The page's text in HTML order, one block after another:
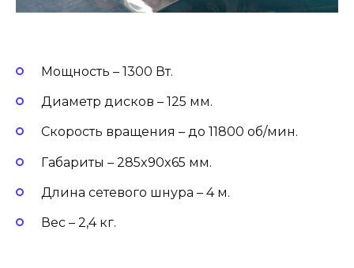
Мощность – 1300 Вт.
Диаметр дисков – 125 мм.
Скорость вращения – до 11800 об/мин.
Габариты – 285x90x65 мм.
Длина сетевого шнура – 4 м.
Вес – 2,4 кг.